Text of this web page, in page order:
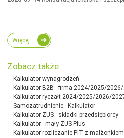
Więcej
Zobacz także
Kalkulator wynagrodzeń
Kalkulator B2B - firma 2024/2025/
Kalkulator ryczałt 2024/2025/2026/
Samozatrudnienie - Kalkulator
Kalkulator ZUS - składki przedsiębiorcy
Kalkulator - mały ZUS Plus
Kalkulator rozliczanie PIT z małżonkiem